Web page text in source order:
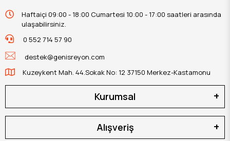
Haftaiçi 09:00 - 18:00 Cumartesi 10:00 - 17:00 saatleri arasında
ulaşabilirsiniz.
0 552 714 57 90
destek@genisreyon.com
Kuzeykent Mah. 44.Sokak No: 12 37150 Merkez-Kastamonu
Kurumsal
Alışveriş